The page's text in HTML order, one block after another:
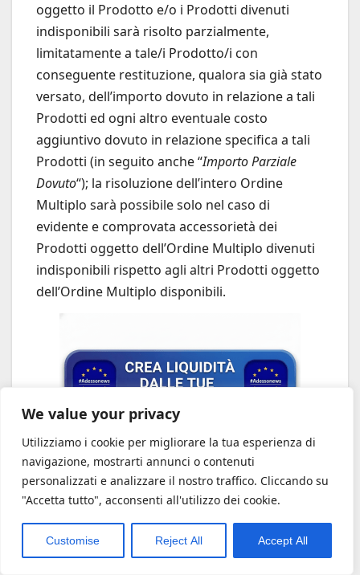
We value your privacy
Utilizziamo i cookie per migliorare la tua esperienza di
navigazione, mostrarti annunci o contenuti
personalizzati e analizzare il nostro traffico. Cliccando su
"Accetta tutto", acconsenti all'utilizzo dei cookie.
Customise Reject All Accept All
oggetto il Prodotto e/o i Prodotti divenuti
indisponibili sarà risolto parzialmente,
limitatamente a tale/i Prodotto/i con
conseguente restituzione, qualora sia già stato
versato, dell’importo dovuto in relazione a tali
Prodotti ed ogni altro eventuale costo
aggiuntivo dovuto in relazione specifica a tali
Prodotti (in seguito anche “Importo Parziale
Dovuto“); la risoluzione dell’intero Ordine
Multiplo sarà possibile solo nel caso di
evidente e comprovata accessorietà dei
Prodotti oggetto dell’Ordine Multiplo divenuti
indisponibili rispetto agli altri Prodotti oggetto
dell’Ordine Multiplo disponibili.
7.10L’Importo Parziale Dovuto in relazione al
Prodotto/i divenuto/i indisponibile/i, sarà
rimborsato senza indebito ritardo all’utente